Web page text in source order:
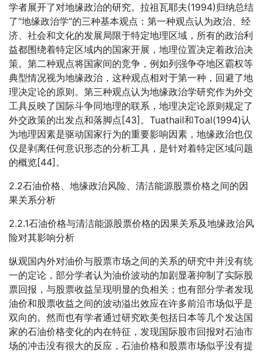
学者展开了对地缘政治的研究。拉祖瓦耶夫(1994)归纳总结
了“地缘政治学”的三种基本观点：第一种观点认为政治、经
济、社会和文化的发展局限于特定地理区域，所有的政治利
益都围绕着特定区域内的国家开展，地理位置决定着政治决
策。第二种观点将国家间的竞争，例如列强争夺地区霸权等
典型情况视为地缘政治，这种观点相对于第一种，回避了地
理决定论的原则。第三种观点认为地缘政治学研究作为外交
工具反映了国际斗争同地理的联系，地理决定论原则规定了
外交政策的出发点和落脚点[43]。Tuathail和Toal(1994)认
为地理因素是驱动国家行为的重要影响因素，地缘政治也仅
仅是剥离任何意识形态的分析工具，是针对着特定区域问题
的概览[44]。
2.2石油价格、地缘政治风险、清洁能源股票价格之间的因
果关系分析
2.2.1石油价格与清洁能源股票价格的因果关系及地缘政治风
险对其影响分析
纵观国内外对油价与股票市场之间的关系的研究中并没有统
一的定论，部分学者认为油价波动的加剧显著抑制了实际股
票回报，与股票收益呈现明显的负相关；也有部分学者发现
油价和股票收益之间的波动溢出效应在许多前沿市场似乎是
双向的。然而也有学者通过研究欧美包括日本等几个发达国
家的石油价格变化的内在特征，发现国际股市回报对石油市
场的冲击没有很大的反应，石油价格和股票市场似乎没有提